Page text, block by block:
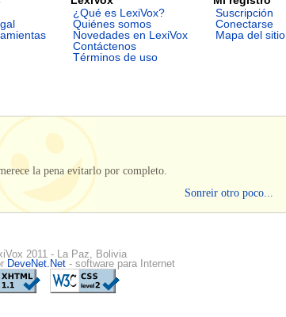
¿Qué es LexiVox?
Quiénes somos
Novedades en LexiVox
Contáctenos
Términos de uso
Suscripción
Conectarse
Mapa del sitio
la pena evitarlo por completo.
Sonreir otro poco...
2011 - La Paz, Bolivia
DeveNet.Net - software para Internet